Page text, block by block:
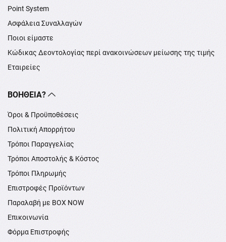
Point System
Ασφάλεια Συναλλαγών
Ποιοι είμαστε
Κώδικας Δεοντολογίας περί ανακοινώσεων μείωσης της τιμής
Εταιρείες
ΒΟΉΘΕΙΑ?
Όροι & Προϋποθέσεις
Πολιτική Απορρήτου
Τρόποι Παραγγελίας
Τρόποι Αποστολής & Κόστος
Τρόποι Πληρωμής
Επιστροφές Προϊόντων
Παραλαβή με BOX NOW
Επικοινωνία
Φόρμα Επιστροφής